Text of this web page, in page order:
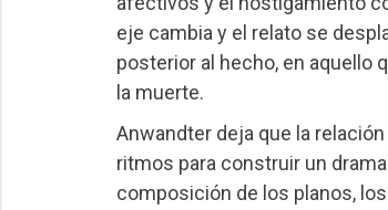
eje cambia y el relato se
posterior al hecho, en aquello
la muerte.
Anwandter deja que la
ritmos para construir un
composición de los planos,